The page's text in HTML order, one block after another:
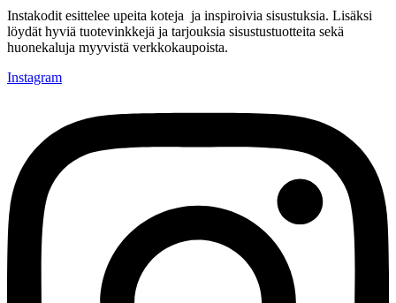
Instakodit esittelee upeita koteja ja inspiroivia sisustuksia. Lisäksi
löydät hyviä tuotevinkkejä ja tarjouksia sisustustuotteita sekä
huonekaluja myyvistä verkkokaupoista.
Instagram